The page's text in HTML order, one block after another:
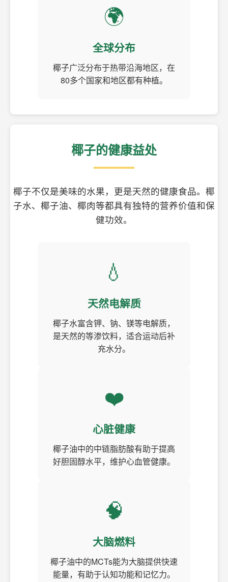
🌍
全球分布
椰子广泛分布于热带沿海地区，在
80多个国家和地区都有种植。
椰子的健康益处
椰子不仅是美味的水果，更是天然的健康食品。椰
子水、椰子油、椰肉等都具有独特的营养价值和保
健功效。
💧
天然电解质
椰子水富含钾、钠、镁等电解质，
是天然的等渗饮料，适合运动后补
充水分。
❤️
心脏健康
椰子油中的中链脂肪酸有助于提高
好胆固醇水平，维护心血管健康。
🧠
大脑燃料
椰子油中的MCTs能为大脑提供快速
能量，有助于认知功能和记忆力。